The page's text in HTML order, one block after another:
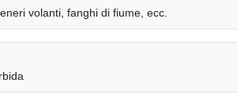
volanti, fanghi di fiume, ecc.